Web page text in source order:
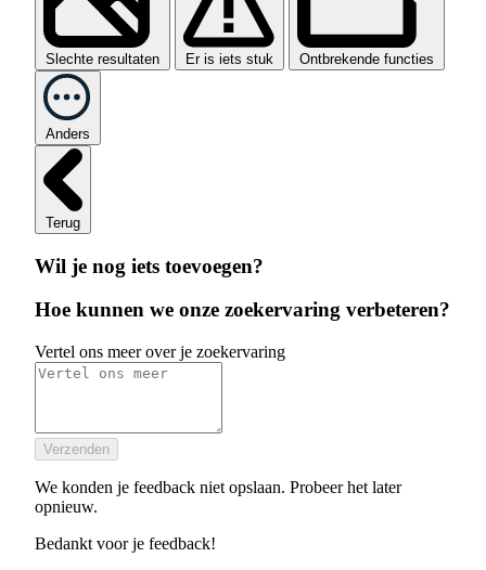
Slechte resultaten Er is iets stuk Ontbrekende functies
Anders
Terug
Wil je nog iets toevoegen?
Hoe kunnen we onze zoekervaring verbeteren?
Vertel ons meer over je zoekervaring
Verzenden
We konden je feedback niet opslaan. Probeer het later
opnieuw.
Bedankt voor je feedback!